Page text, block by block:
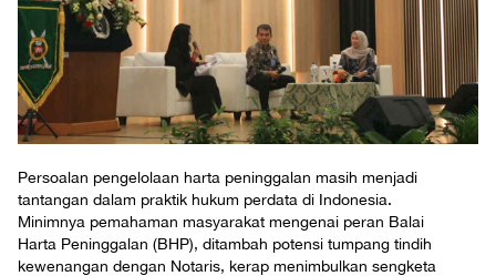
Persoalan pengelolaan harta peninggalan masih menjadi
tantangan dalam praktik hukum perdata di Indonesia.
Minimnya pemahaman masyarakat mengenai peran Balai
Harta Peninggalan (BHP), ditambah potensi tumpang tindih
kewenangan dengan Notaris, kerap menimbulkan sengketa